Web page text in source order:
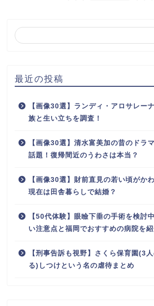
最近の投稿
【画像30選】ランディ・アロサレー
族と生い立ちを調査！
【画像30選】清水富美加の昔のドラ
話題！復帰間近のうわさは本当？
【画像30選】財前直見の若い頃がか
現在は田舎暮らしで結婚？
【50代体験】眼瞼下垂の手術を検討
い注意点と福岡でおすすめの病院を紹
【刑事告訴も視野】さくら保育園(3
る)しつけという名の虐待まとめ